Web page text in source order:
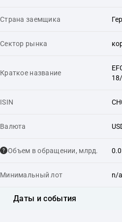
Страна заемщика
Сектор рынка
Краткое название
ISIN
Валюта
Объем в обращении, млрд.
Минимальный лот n/a
Даты и события